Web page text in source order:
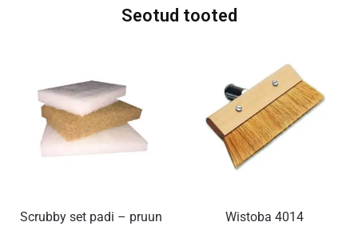
Seotud tooted
Scrubby set padi – pruun
Wistoba 4014